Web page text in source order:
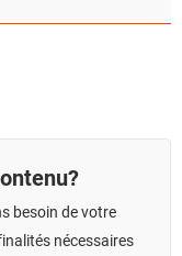
besoin de votre
nécessaires